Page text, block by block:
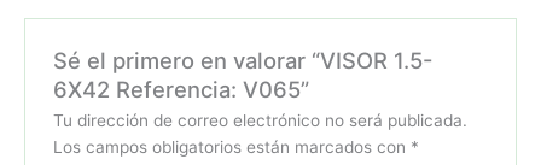
Sé el primero en valorar “VISOR 1.5-
6X42 Referencia: V065”
Tu dirección de correo electrónico no será publicada.
Los campos obligatorios están marcados con *